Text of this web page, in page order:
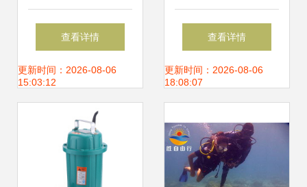
效可靠的潜水设备
选择
查看详情
更新时间：2026-08-06
15:03:12
料潜水电泵 品质与
工艺的完美融合
查看详情
更新时间：2026-08-06
18:08:07